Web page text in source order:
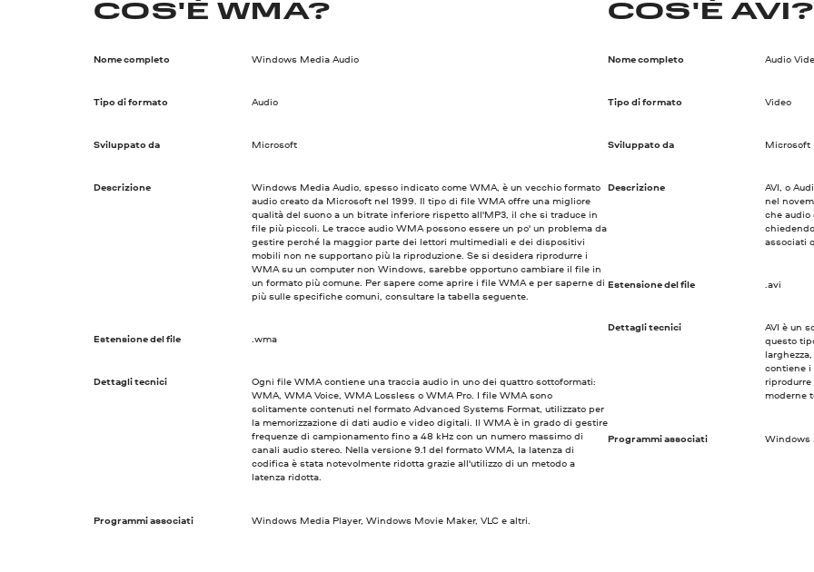
COS'È WMA?
Nome completo Windows Media Audio
Tipo di formato Audio
Sviluppato da Microsoft
Descrizione
Windows Media Audio, spesso indicato come WMA, è un vecchio formato
audio creato da Microsoft nel 1999. Il tipo di file WMA offre una migliore
qualità del suono a un bitrate inferiore rispetto all'MP3, il che si traduce in
file più piccoli. Le tracce audio WMA possono essere un po' un problema da
gestire perché la maggior parte dei lettori multimediali e dei dispositivi
mobili non ne supportano più la riproduzione. Se si desidera riprodurre i
WMA su un computer non Windows, sarebbe opportuno cambiare il file in
un formato più comune. Per sapere come aprire i file WMA e per saperne di
più sulle specifiche comuni, consultare la tabella seguente.
Estensione del file .wma
Dettagli tecnici
Ogni file WMA contiene una traccia audio in uno dei quattro sottoformati:
WMA, WMA Voice, WMA Lossless o WMA Pro. I file WMA sono
solitamente contenuti nel formato Advanced Systems Format, utilizzato per
la memorizzazione di dati audio e video digitali. Il WMA è in grado di gestire
frequenze di campionamento fino a 48 kHz con un numero massimo di
canali audio stereo. Nella versione 9.1 del formato WMA, la latenza di
codifica è stata notevolmente ridotta grazie all'utilizzo di un metodo a
latenza ridotta.
Programmi associati Windows Media Player, Windows Movie Maker, VLC e altri.
COS'È AVI?
Nome completo Audio
Tipo di formato Video
Sviluppato da Microsoft
Descrizione
AVI, o
nel
che audio
associati
Estensione del file .avi
Dettagli tecnici
AVI è un
questo
contiene i
moderne
Programmi associati Windows